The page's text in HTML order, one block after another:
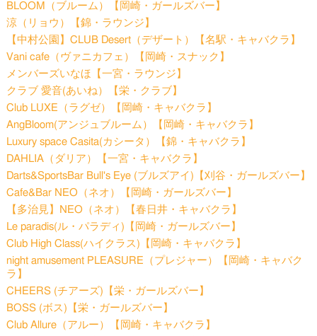
BLOOM（ブルーム）【岡崎・ガールズバー】
涼（リョウ）【錦・ラウンジ】
【中村公園】CLUB Desert（デザート）【名駅・キャバクラ】
Vani cafe（ヴァニカフェ）【岡崎・スナック】
メンバーズいなほ【一宮・ラウンジ】
クラブ 愛音(あいね）【栄・クラブ】
Club LUXE（ラグゼ）【岡崎・キャバクラ】
AngBloom(アンジュブルーム）【岡崎・キャバクラ】
Luxury space Casita(カシータ）【錦・キャバクラ】
DAHLIA（ダリア）【一宮・キャバクラ】
Darts&SportsBar Bull's Eye (ブルズアイ)【刈谷・ガールズバー】
Cafe&Bar NEO（ネオ）【岡崎・ガールズバー】
【多治見】NEO（ネオ）【春日井・キャバクラ】
Le paradis(ル・パラディ)【岡崎・ガールズバー】
Club High Class(ハイクラス)【岡崎・キャバクラ】
night amusement PLEASURE（プレジャー）【岡崎・キャバク
ラ】
CHEERS (チアーズ)【栄・ガールズバー】
BOSS (ボス)【栄・ガールズバー】
Club Allure（アルー）【岡崎・キャバクラ】